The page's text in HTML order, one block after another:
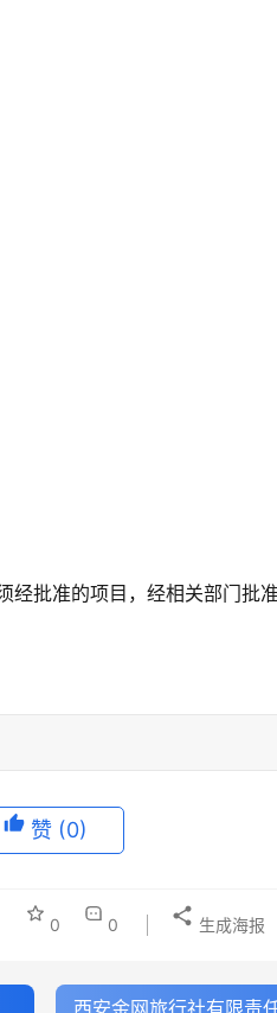
批准的项目，经相关部门批
赞 (0)
0 0 生成海报
西安金网旅行社有限责